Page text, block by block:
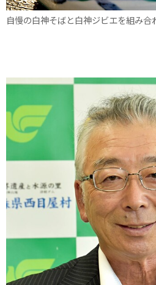
自慢の白神そばと白神ジビエを組み合